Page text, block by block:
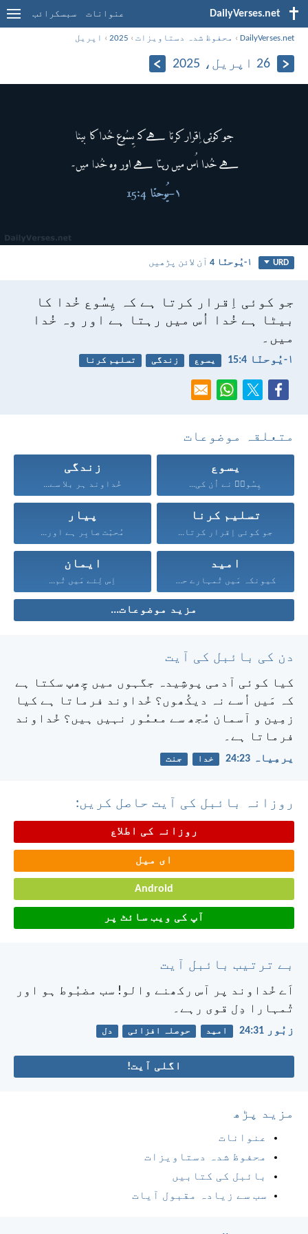
DailyVerses.net عنوانات سبسکرائب
DailyVerses.net
› محفوظ شدہ دستاویزات ›
2025
› اپریل
26 اپریل، 2025
URD ۱-یُوحنّا 4 آن لائن پڑھیں
جو کوئی اِقرار کرتا ہے کہ یِسُوع خُدا کا
بیٹا ہے خُدا اُس میں رہتا ہے اور وہ خُدا
میں۔
۱-یُوحنّا 4:‏15 یسوع زندگی تسلیم کرنا
متعلقہ موضوعات
یسوع
یِسُوعؔ نے اُن کی...
زندگی
خُداوند ہر بلا سے...
تسلیم کرنا
جو کوئی اِقرار کرتا...
پیار
مُحبّت صابِر ہے اور...
امید
کیونکہ مَیں تُمہارے حق...
ایمان
اِس لِئے مَیں تُم...
مزید موضوعات...
دن کی بائبل کی آیت
کیا کوئی آدمی پوشِیدہ جگہوں میں چِھپ سکتا ہے
کہ مَیں اُسے نہ دیکُھوں؟ خُداوند فرماتا ہے کیا
زمِین و آسمان مُجھ سے معمُور نہیں ہیں؟ خُداوند
فرماتا ہے۔
یرمِیاہ 23:‏24 خدا جنت
روزانہ بائبل کی آیت حاصل کریں:
روزانہ کی اطلاع
ای میل
Android
آپ کی ویب سائٹ پر
بے ترتیب بائبل آیت
اَے خُداوند پر آس رکھنے والو! سب مضبُوط ہو اور
تُمہارا دِل قوی رہے۔
زبُور 31:‏24 امید حوصلہ افزائی دل
اگلی آیت!
مزید پڑھ
عنوانات
محفوظ شدہ دستاویزات
بائبل کی کتابیں
سب سے زیادہ مقبول آیات